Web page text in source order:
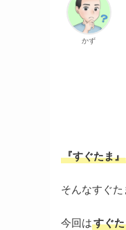
かず
『すぐたま』
そんなすぐ
今回はすぐ